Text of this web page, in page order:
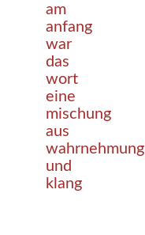
am
anfang
war
das
wort
eine
mischung
aus
wahrnehmung
und
klang